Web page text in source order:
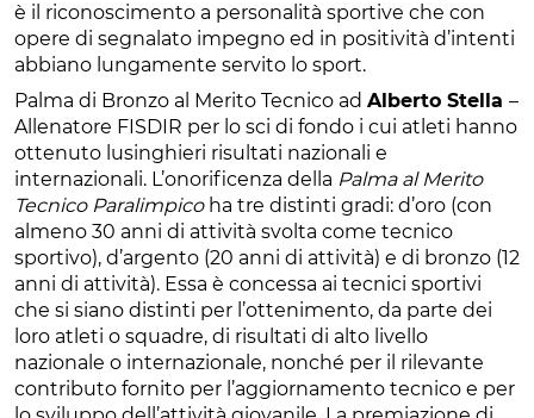
è il riconoscimento a personalità sportive che con
opere di segnalato impegno ed in positività d’intenti
abbiano lungamente servito lo sport.
Palma di Bronzo al Merito Tecnico ad Alberto Stella –
Allenatore FISDIR per lo sci di fondo i cui atleti hanno
ottenuto lusinghieri risultati nazionali e
internazionali. L’onorificenza della Palma al Merito
Tecnico Paralimpicoha tre distinti gradi: d’oro (con
almeno 30 anni di attività svolta come tecnico
sportivo), d’argento (20 anni di attività) e di bronzo (12
anni di attività). Essa è concessa ai tecnici sportivi
che si siano distinti per l’ottenimento, da parte dei
loro atleti o squadre, di risultati di alto livello
nazionale o internazionale, nonché per il rilevante
contributo fornito per l’aggiornamento tecnico e per